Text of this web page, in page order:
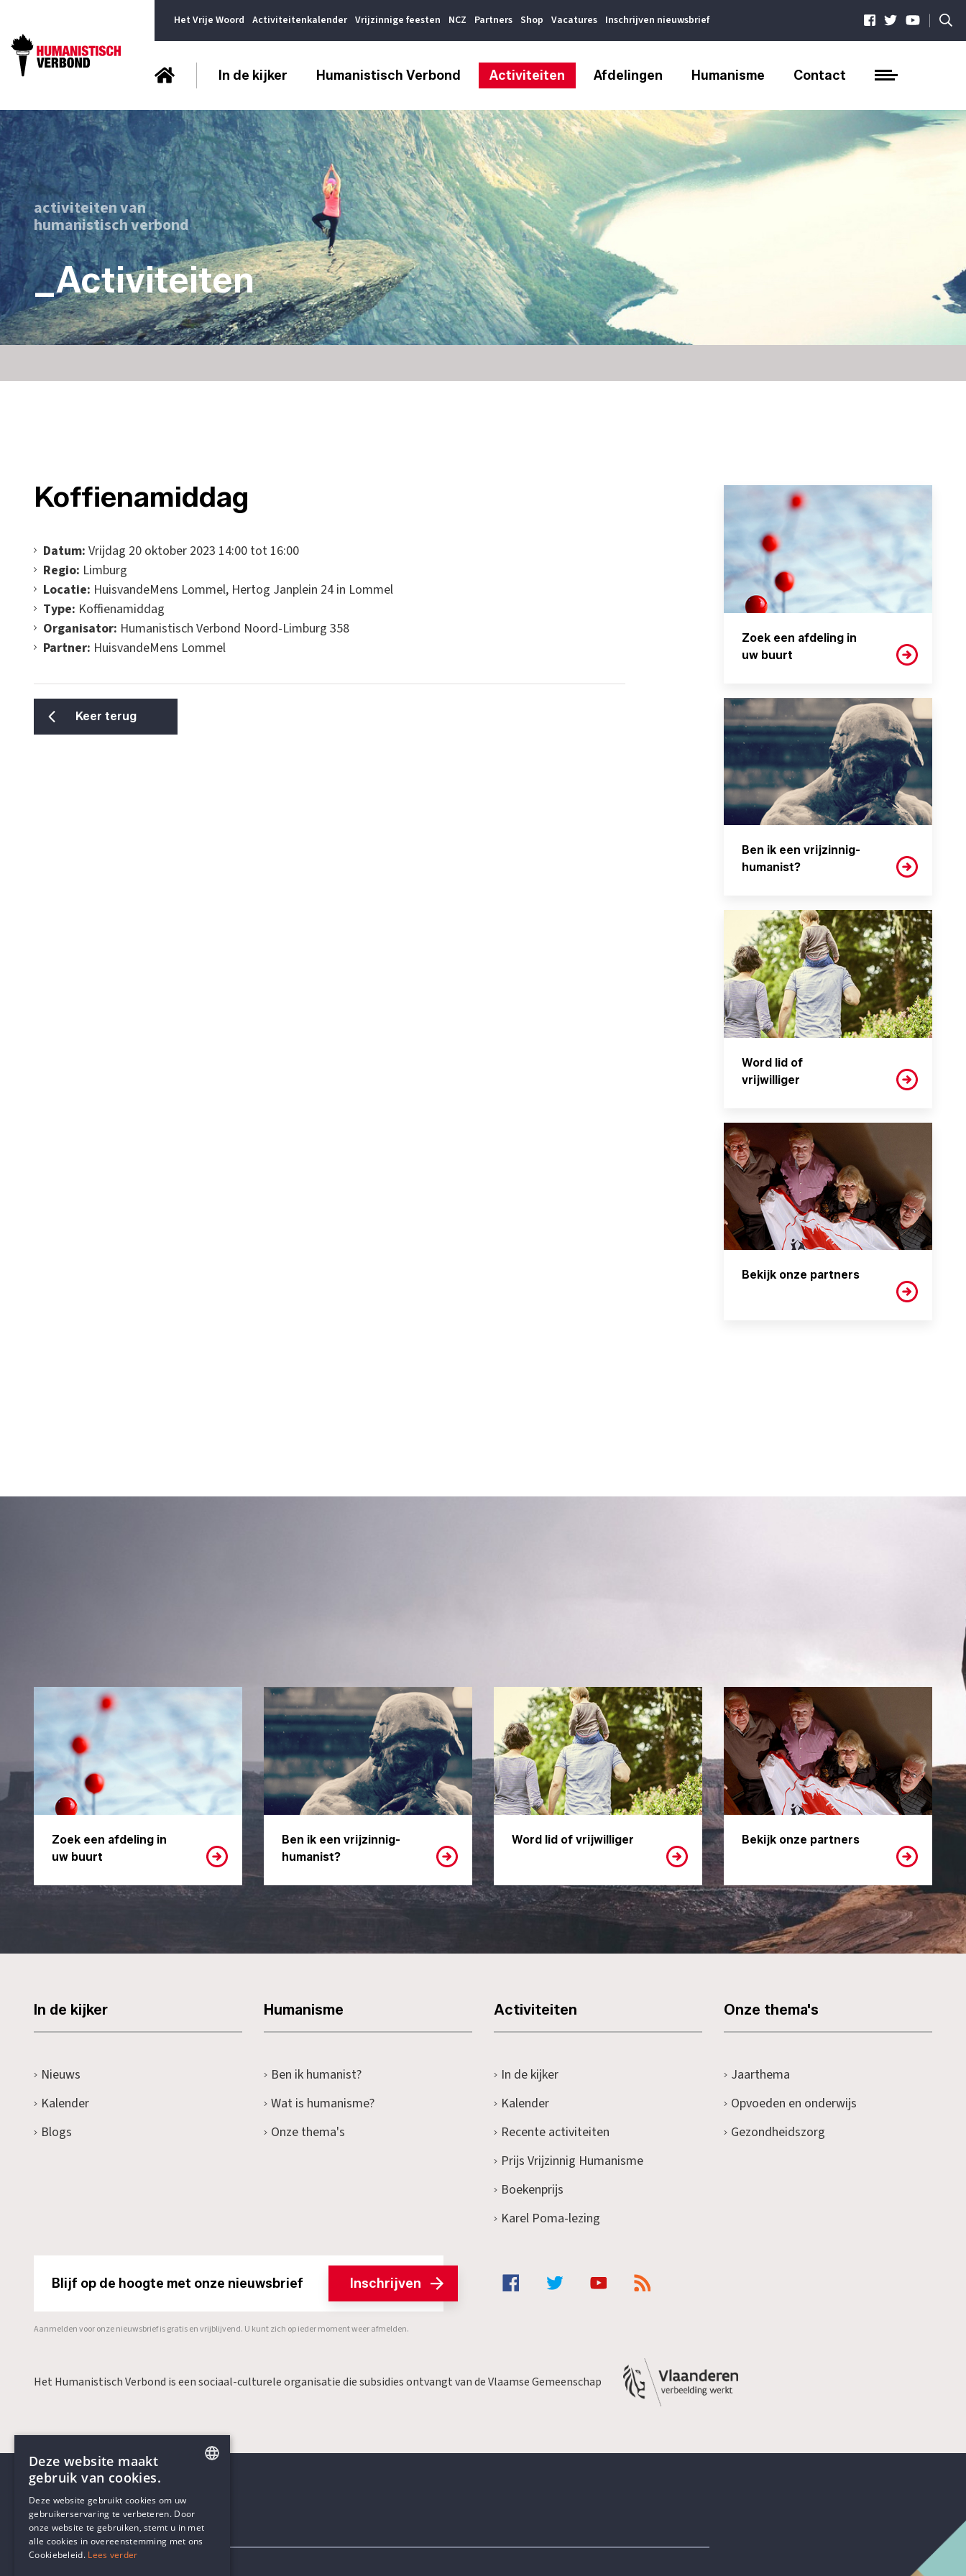
Het Vrije Woord Activiteitenkalender Vrijzinnige feesten NCZ Partners Shop Vacatures Inschrijven nieuwsbrief |
In de kijker Humanistisch Verbond Activiteiten Afdelingen Humanisme Contact
activiteiten van
humanistisch verbond
_Activiteiten
Koffienamiddag
Datum: Vrijdag 20 oktober 2023 14:00 tot 16:00
Regio: Limburg
Locatie: HuisvandeMens Lommel, Hertog Janplein 24 in Lommel
Type: Koffienamiddag
Organisator: Humanistisch Verbond Noord-Limburg 358
Partner: HuisvandeMens Lommel
Keer terug
Zoek een afdeling in
uw buurt
Ben ik een vrijzinnig-
humanist?
Word lid of
vrijwilliger
Bekijk onze partners
Zoek een afdeling in
uw buurt
Ben ik een vrijzinnig-
humanist?
Word lid of vrijwilliger Bekijk onze partners
In de kijker
Nieuws
Kalender
Blogs
Humanisme
Ben ik humanist?
Wat is humanisme?
Onze thema's
Activiteiten
In de kijker
Kalender
Recente activiteiten
Prijs Vrijzinnig Humanisme
Boekenprijs
Karel Poma-lezing
Onze thema's
Jaarthema
Opvoeden en onderwijs
Gezondheidszorg
Blijf op de hoogte met onze nieuwsbrief Inschrijven
Aanmelden voor onze nieuwsbrief is gratis en vrijblijvend. U kunt zich op ieder moment weer afmelden.
Het Humanistisch Verbond is een sociaal-culturele organisatie die subsidies ontvangt van de Vlaamse Gemeenschap
Contactgegevens
DUTCH
Deze website maakt
gebruik van cookies.
Deze website gebruikt cookies om uw
gebruikerservaring te verbeteren. Door
onze website te gebruiken, stemt u in met
alle cookies in overeenstemming met ons
Cookiebeleid. Lees verder